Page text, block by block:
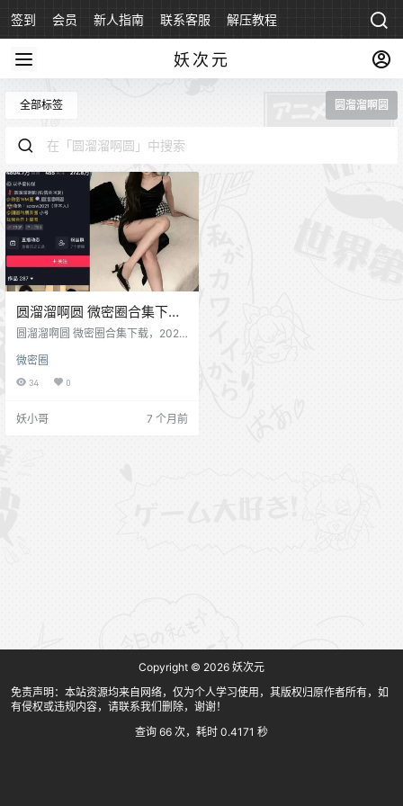
签到 会员 新人指南 联系客服 解压教程
妖次元
全部标签 圆溜溜啊圆
圆溜溜啊圆 微密圈合集下载
全套写真作品
圆溜溜啊圆 微密圈合集下载，2025.
业：抖音主播 微博：@圆溜溜啊圆
合集含金量：A级，圆溜溜啊圆秘语
源数量：大约310张图片+12部短视
微密圈
34 0
妖小哥 7 个月前
Copyright © 2026 妖次元
免责声明：本站资源均来自网络，仅为个人学习使用，其版权归原作者所有，如
有侵权或违规内容，请联系我们删除，谢谢！
查询 66 次，耗时 0.4171 秒